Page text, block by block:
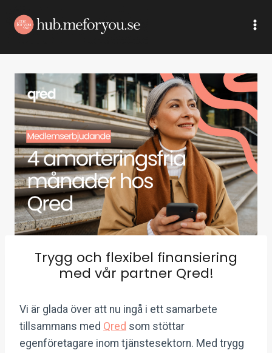
Trygg och flexibel finansiering
med vår partner Qred!
Vi är glada över att nu ingå i ett samarbete
tillsammans med Qred som stöttar
egenföretagare inom tjänstesektorn. Med trygg